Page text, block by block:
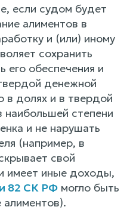
если судом будет
алиментов в
и (или) иному
сохранить
его обеспечения и
денежной
в долях и в твердой
степени
и не нарушать
(например, в
свой
имеет иные доходы,
82 СК РФ могло быть